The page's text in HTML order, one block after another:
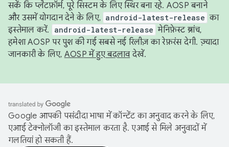
सकें कि प्लैटफ़ॉर्म, पूरे सिस्टम के लिए स्थिर बना रहे. AOSP बनाने
और उसमें योगदान देने के लिए, android-latest-release का
इस्तेमाल करें.
android-latest-release मेनिफ़ेस्ट ब्रांच,
हमेशा AOSP पर पुश की गई सबसे नई रिलीज़ का रेफ़रंस देगी. ज़्यादा
जानकारी के लिए, AOSP में हुए बदलावदेखें.
Google आपकी पसंदीदा भाषा में कॉन्टेंट का अनुवाद करने के लिए,
एआई टेक्नोलॉजी का इस्तेमाल करता है. एआई से मिले अनुवादों में
गलतियां हो सकती हैं.